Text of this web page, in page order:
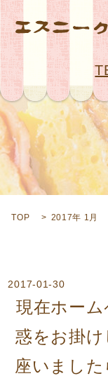
TOP 2017年 1月
2017-01-30
現在ホー
惑をお掛
座いまし